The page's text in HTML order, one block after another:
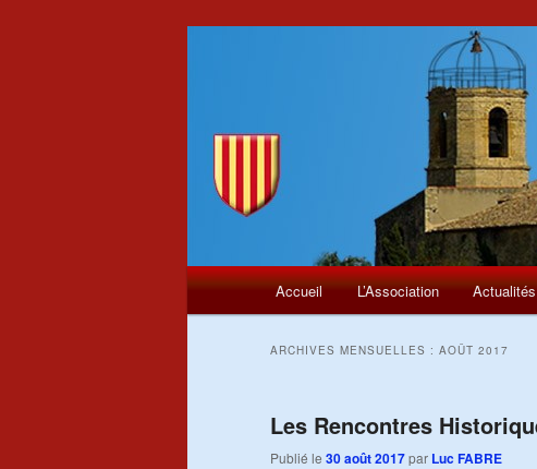
Menu
Aller
principal
Aller
secondaire
Accueil L’Association Actualités
ARCHIVES MENSUELLES : AOÛT 2017
Les Rencontres
Publié le 30 août 2017par Luc FABRE